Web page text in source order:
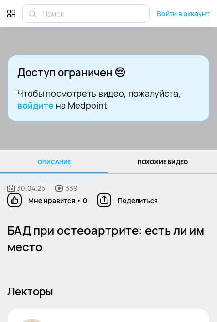
Войти в аккаунт
Доступ ограничен 😔
Чтобы посмотреть видео, пожалуйста,
войдите на Medpoint
ОПИСАНИЕ ПОХОЖИЕ ВИДЕО
30.04.25
339
Мне нравится • 0 Поделиться
БАД при остеоартрите: есть ли им
место
Лекторы